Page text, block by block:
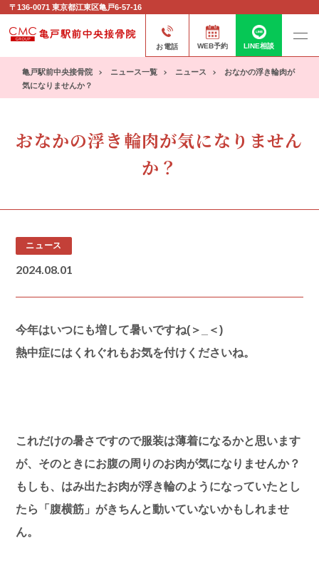
〒136-0071 東京都江東区亀戸6-57-16
お電話 WEB予約 LINE相談
亀戸駅前中央接骨院 ニュース一覧 ニュース
おなかの浮き輪肉が
気になりませんか？
おなかの浮き輪肉が気になりません
か？
2024.08.01
ニュース
今年はいつにも増して暑いですね(＞_＜)
熱中症にはくれぐれもお気を付けくださいね。
これだけの暑さですので服装は薄着になるかと思います
が、そのときにお腹の周りのお肉が気になりませんか？
もしも、はみ出たお肉が浮き輪のようになっていたとし
たら「腹横筋」がきちんと動いていないかもしれませ
ん。